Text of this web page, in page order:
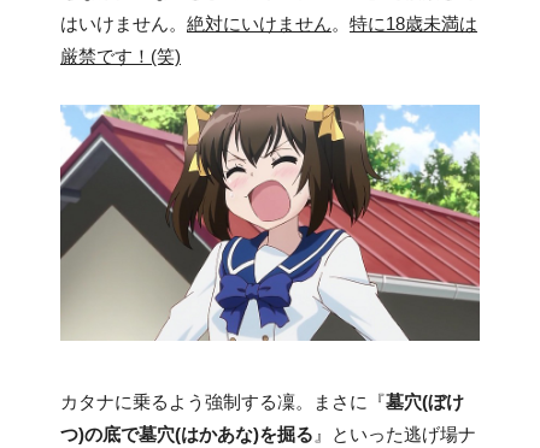
はいけません。 絶対にいけません。 特に18歳未満は
厳禁です！(笑)
カタナに乗るよう強制する凜。まさに『墓穴(ぼけ
つ)の底で墓穴(はかあな)を掘る 』といった逃げ場ナ